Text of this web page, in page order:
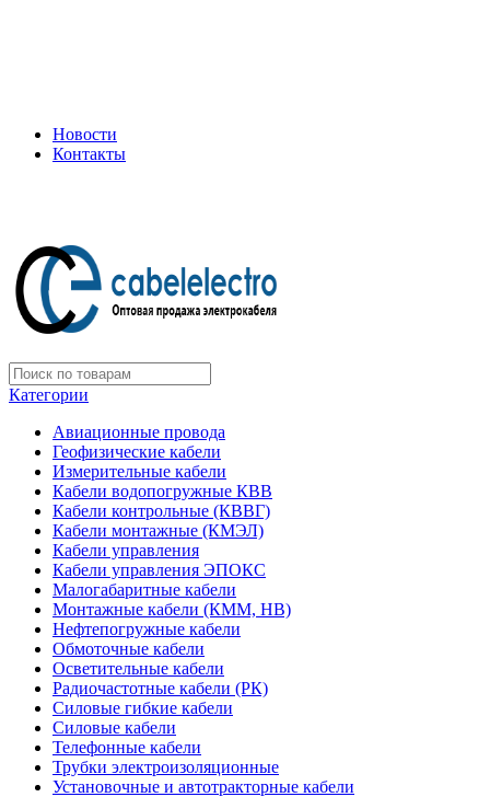
Новости
Контакты
Категории
Авиационные провода
Геофизические кабели
Измерительные кабели
Кабели водопогружные КВВ
Кабели контрольные (КВВГ)
Кабели монтажные (КМЭЛ)
Кабели управления
Кабели управления ЭПОКС
Малогабаритные кабели
Монтажные кабели (КММ, НВ)
Нефтепогружные кабели
Обмоточные кабели
Осветительные кабели
Радиочастотные кабели (РК)
Силовые гибкие кабели
Силовые кабели
Телефонные кабели
Трубки электроизоляционные
Установочные и автотракторные кабели